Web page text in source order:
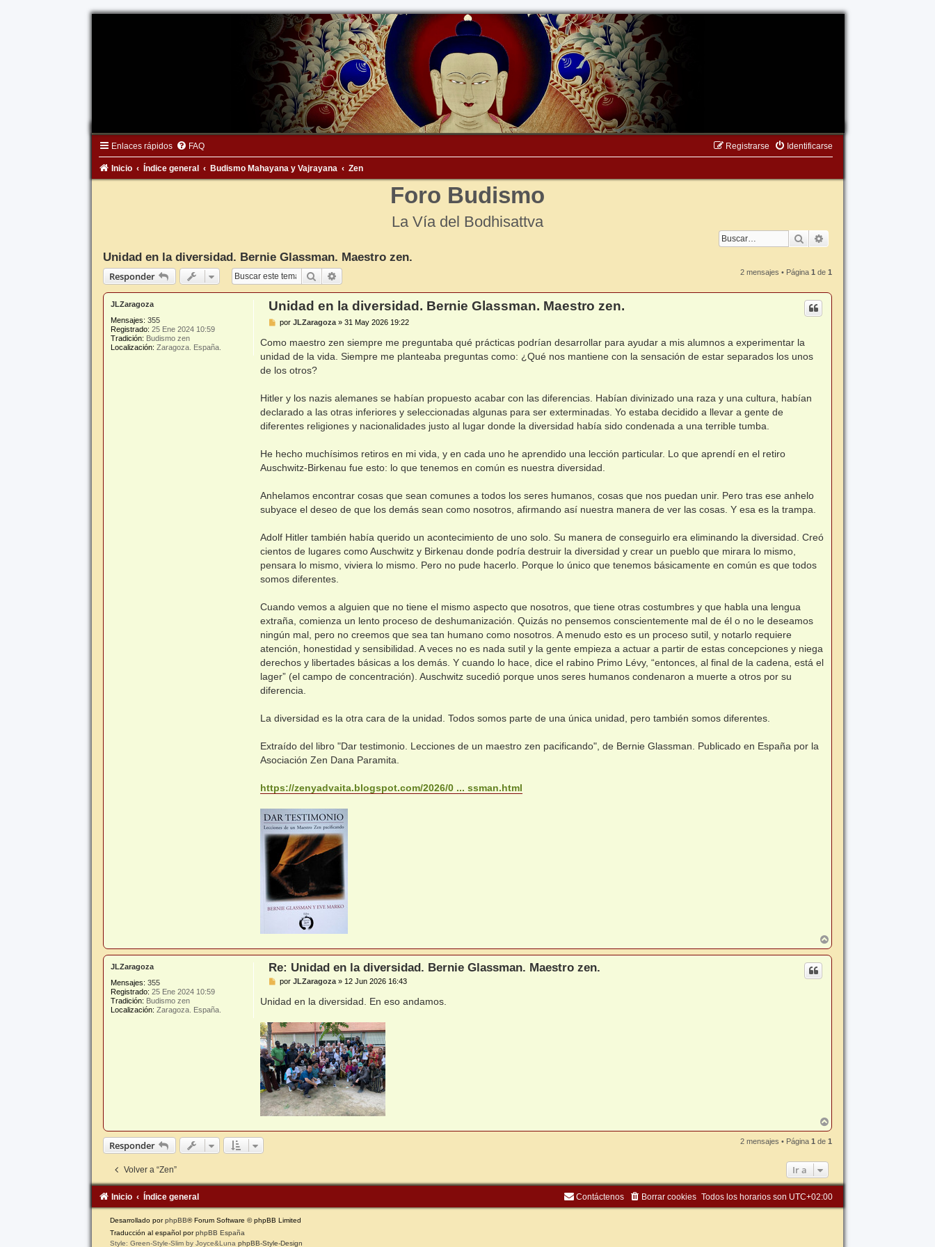
Enlaces rápidos FAQ Identificarse
Registrarse
Inicio Índice general Budismo Mahayana y Vajrayana Zen
Foro Budismo
La Vía del Bodhisattva
Buscar
Unidad en la diversidad. Bernie Glassman. Maestro zen.
Responder
Buscar 2 mensajes • Página1 de1
JLZaragoza
Mensajes: 355
Registrado: 25 Ene 2024 10:59
Tradición: Budismo zen
Localización: Zaragoza. España.
Unidad en la diversidad. Bernie Glassman. Maestro zen.
M
n
s
a
e
porJLZaragoza »31 May 2026 19:22
Como maestro zen siempre me preguntaba qué prácticas podrían desarrollar para ayudar a mis alumnos a experimentar la
unidad de la vida. Siempre me planteaba preguntas como: ¿Qué nos mantiene con la sensación de estar separados los unos
de los otros?
Hitler y los nazis alemanes se habían propuesto acabar con las diferencias. Habían divinizado una raza y una cultura, habían
declarado a las otras inferiores y seleccionadas algunas para ser exterminadas. Yo estaba decidido a llevar a gente de
diferentes religiones y nacionalidades justo al lugar donde la diversidad había sido condenada a una terrible tumba.
He hecho muchísimos retiros en mi vida, y en cada uno he aprendido una lección particular. Lo que aprendí en el retiro
Auschwitz-Birkenau fue esto: lo que tenemos en común es nuestra diversidad.
Anhelamos encontrar cosas que sean comunes a todos los seres humanos, cosas que nos puedan unir. Pero tras ese anhelo
subyace el deseo de que los demás sean como nosotros, afirmando así nuestra manera de ver las cosas. Y esa es la trampa.
Adolf Hitler también había querido un acontecimiento de uno solo. Su manera de conseguirlo era eliminando la diversidad. Creó
cientos de lugares como Auschwitz y Birkenau donde podría destruir la diversidad y crear un pueblo que mirara lo mismo,
pensara lo mismo, viviera lo mismo. Pero no pude hacerlo. Porque lo único que tenemos básicamente en común es que todos
somos diferentes.
Cuando vemos a alguien que no tiene el mismo aspecto que nosotros, que tiene otras costumbres y que habla una lengua
extraña, comienza un lento proceso de deshumanización. Quizás no pensemos conscientemente mal de él o no le deseamos
ningún mal, pero no creemos que sea tan humano como nosotros. A menudo esto es un proceso sutil, y notarlo requiere
atención, honestidad y sensibilidad. A veces no es nada sutil y la gente empieza a actuar a partir de estas concepciones y niega
derechos y libertades básicas a los demás. Y cuando lo hace, dice el rabino Primo Lévy, “entonces, al final de la cadena, está el
lager” (el campo de concentración). Auschwitz sucedió porque unos seres humanos condenaron a muerte a otros por su
diferencia.
La diversidad es la otra cara de la unidad. Todos somos parte de una única unidad, pero también somos diferentes.
Extraído del libro "Dar testimonio. Lecciones de un maestro zen pacificando", de Bernie Glassman. Publicado en España por la
Asociación Zen Dana Paramita.
https://zenyadvaita.blogspot.com/2026/0 ... ssman.html
r
r
JLZaragoza
Mensajes: 355
Registrado: 25 Ene 2024 10:59
Tradición: Budismo zen
Localización: Zaragoza. España.
Re: Unidad en la diversidad. Bernie Glassman. Maestro zen.
M
n
j
e
porJLZaragoza»12 Jun 2026 16:43
Unidad en la diversidad. En eso andamos.
r
r
Responder 2 mensajes • Página1 de1
Volver a “Zen” Ir a
Inicio Índice general Todos los horarios son UTC+02:00
Borrar cookies
Contáctenos
Desarrollado porphpBB® Forum Software © phpBB Limited
Traducción al español porphpBB España
Style: Green-Style-Slim by Joyce&Luna phpBB-Style-Design